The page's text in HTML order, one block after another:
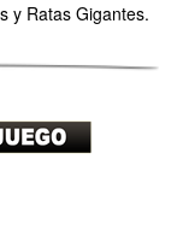
y Ratas Gigantes.